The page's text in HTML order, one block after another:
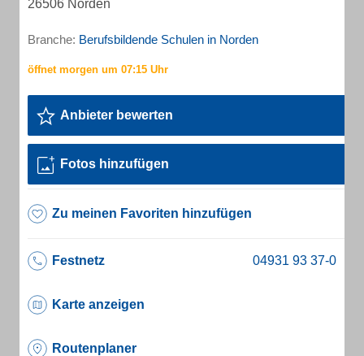
26506 Norden
Branche: Berufsbildende Schulen in Norden
Anbieter bewerten
Fotos hinzufügen
Zu meinen Favoriten hinzufügen
Festnetz
Karte anzeigen
Routenplaner